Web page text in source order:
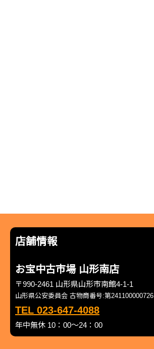
店舗情報
お宝中古市場 山形南店
〒990-2461 山形県山形市南館4-1-1
山形県公安委員会 古物商番号:第241100000726
TEL 023-647-4088
年中無休 10：00～24：00